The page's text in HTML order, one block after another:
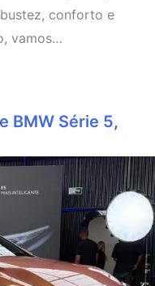
conforto e
vamos…
BMW Série 5,